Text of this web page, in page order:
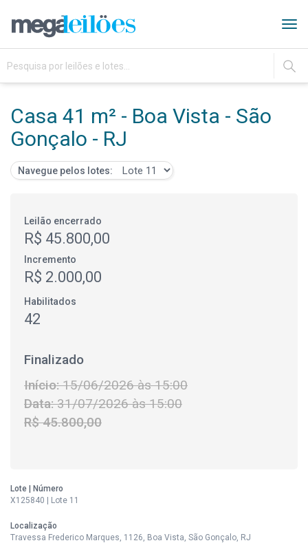
IR
Casa 41 m² - Boa Vista - São
Gonçalo - RJ
Navegue pelos lotes:
Leilão encerrado
R$ 45.800,00
Incremento
R$ 2.000,00
Habilitados
42
Finalizado
Início:15/06/2026 às 15:00
Data:31/07/2026 às 15:00
R$ 45.800,00
Lote | Número
X125840 | Lote 11
Localização
Travessa Frederico Marques, 1126, Boa Vista, São Gonçalo, RJ